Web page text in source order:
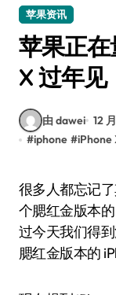
苹果资讯
苹果正
X 过年见
由 dawei 12
#iphone #iPhone
很多人都忘记了其实 iPhone X 曝光的时候，是有一
个腮红金版本
过今天我们得
腮红金版本的